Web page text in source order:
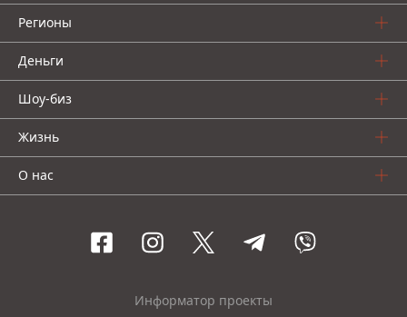
Регионы
Деньги
Шоу-биз
Жизнь
О нас
Информатор проекты